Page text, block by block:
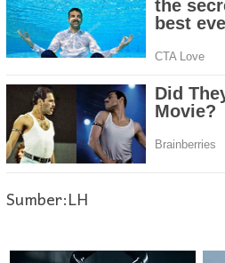
Sumber:LH